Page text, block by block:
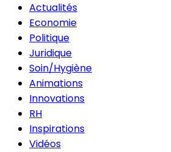
Actualités
Economie
Politique
Juridique
Soin/Hygiène
Animations
Innovations
RH
Inspirations
Vidéos